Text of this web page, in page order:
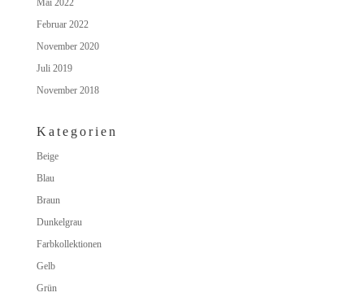
Mai 2022
Februar 2022
November 2020
Juli 2019
November 2018
Kategorien
Beige
Blau
Braun
Dunkelgrau
Farbkollektionen
Gelb
Grün